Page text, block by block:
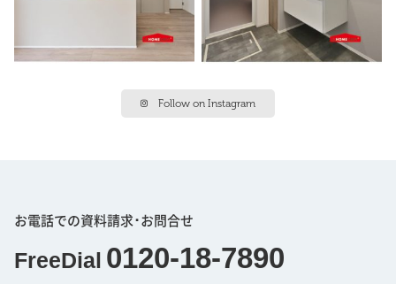
Follow on Instagram
お電話での資料請求･お問合せ
FreeDial 0120-18-7890